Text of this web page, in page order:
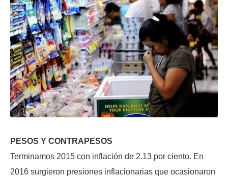
PESOS Y CONTRAPESOS
Terminamos 2015 con inflación de 2.13 por ciento. En
2016 surgieron presiones inflacionarias que ocasionaron